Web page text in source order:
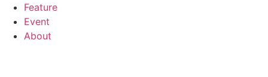
Feature
Event
About